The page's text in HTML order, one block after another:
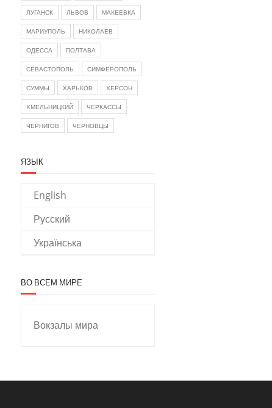
ЛУГАНСК ЛЬВОВ МАКЕЕВКА
МАРИУПОЛЬ НИКОЛАЕВ
ОДЕССА ПОЛТАВА
СЕВАСТОПОЛЬ СИМФЕРОПОЛЬ
СУММЫ ХАРЬКОВ ХЕРСОН
ХМЕЛЬНИЦКИЙ ЧЕРКАССЫ
ЧЕРНИГОВ ЧЕРНОВЦЫ
ЯЗЫК
English
Русский
Українська
ВО ВСЕМ МИРЕ
Вокзалы мира